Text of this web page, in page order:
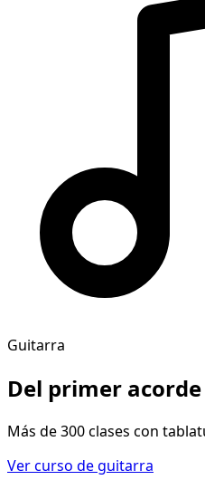
Guitarra
Del primer
Más de 300 clases con
Ver curso de guitarra